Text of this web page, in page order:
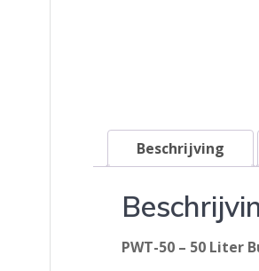
Beschrijving
PWT-50 – 50